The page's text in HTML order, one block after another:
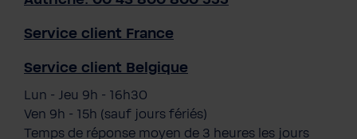
Service client France
Service client Belgique
Lun - Jeu 9h - 16h30
Ven 9h - 15h (sauf jours fériés)
Temps de réponse moyen de 3 heures les jours